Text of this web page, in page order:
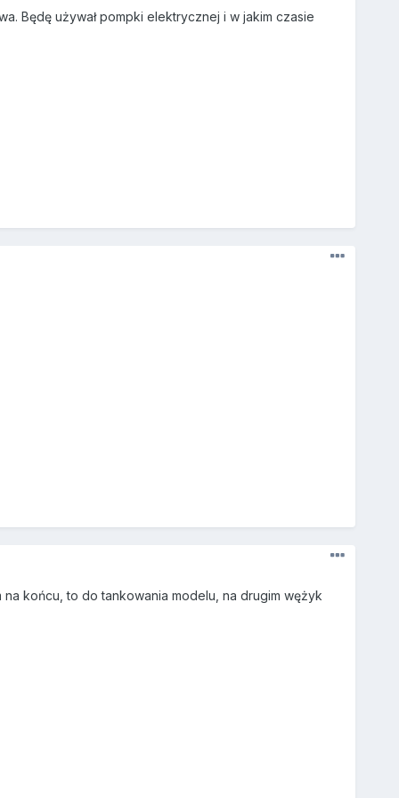
Będę używał pompki elektrycznej i w jakim czasie
końcu, to do tankowania modelu, na drugim wężyk